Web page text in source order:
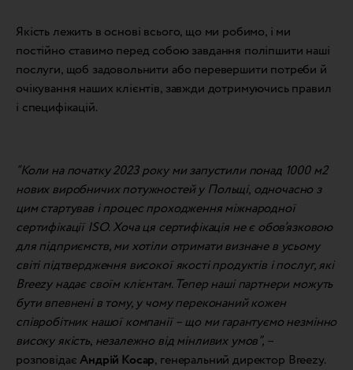
Якість лежить в основі всього, що ми робимо, і ми
постійно ставимо перед собою завдання поліпшити наші
послуги, щоб задовольнити або перевершити потреби й
очікування наших клієнтів, завжди дотримуючись правил
і специфікацій.
“Коли на початку 2023 року ми запустили понад 1000 м2
нових виробничих потужностей у Польщі, одночасно з
цим стартував і процес проходження міжнародної
сертифікації ISO. Хоча ця сертифікація не є обов’язковою
для підприємств, ми хотіли отримати визнане в усьому
світі підтвердження високої якості продуктів і послуг, які
Breezy надає своїм клієнтам. Тепер наші партнери можуть
бути впевнені в тому, у чому переконаний кожен
співробітник нашої компанії – що ми гарантуємо незмінно
високу якість, незалежно від мінливих умов”, –
розповідаєАндрій Косар, генеральний директор Breezy.